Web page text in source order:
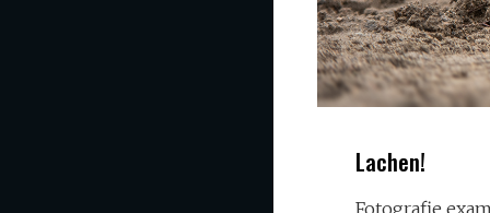
Lachen!
Fotografie